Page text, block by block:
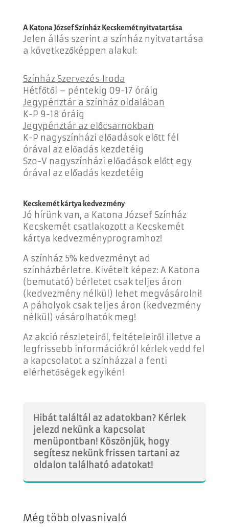
A Katona József Színház Kecskemét nyitvatartása
Jelen állás szerint a színház nyitvatartása
a következőképpen alakul:
Színház Szervezés Iroda
Hétfőtől – péntekig 09-17 óráig
Jegypénztár a színház oldalában
K-P 9-18 óráig
Jegypénztár az előcsarnokban
K-P nagyszínházi előadások előtt fél
órával az előadás kezdetéig
Szo-V nagyszínházi előadások előtt egy
órával az előadás kezdetéig
Kecskemét kártya kedvezmény
Jó hírünk van, a Katona József Színház
Kecskemét csatlakozott a Kecskemét
kártya kedvezményprogramhoz!
A színház 5% kedvezményt ad
színházbérletre. Kivételt képez: A Katona
(bemutató) bérletet csak teljes áron
(kedvezmény nélkül) lehet megvásárolni!
A páholyok csak teljes áron (kedvezmény
nélkül) vásárolhatók meg!
Az akció részleteiről, feltételeiről illetve a
legfrissebb információkról kérlek vedd fel
a kapcsolatot a színházzal a fenti
elérhetőségek egyikén!
Hibát találtál az adatokban? Kérlek
jelezd nekünk a kapcsolat
menüpontban! Köszönjük, hogy
segítesz nekünk frissen tartani az
oldalon található adatokat!
Még több olvasnivaló